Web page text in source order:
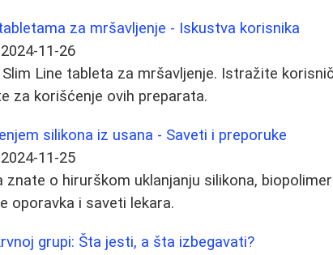
za mršavljenje - Iskustva korisnika
2024-11-26
Line tableta za mršavljenje. Istražite
za korišćenje ovih preparata.
silikona iz usana - Saveti i preporuke
2024-11-25
znate o hirurškom uklanjanju silikona,
oporavka i saveti lekara.
grupi: Šta jesti, a šta izbegavati?